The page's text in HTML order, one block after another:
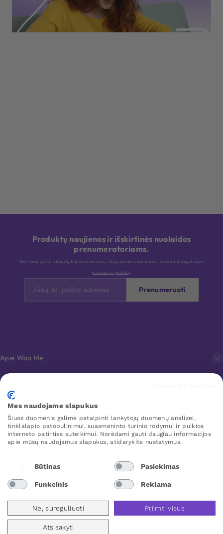
Produktų naujienos ir išskirtinės nuolaidos
prenumeratoriams.
Bet kada galite atsisakyti prenumeratos. Jūsų asmens duomenis tvarkome pagal savo
privatumo politiką .
Prenumeruoti
Apie Woo Me
Klientų aptarnavimas
Mėgstamiausi
WOO ME
Mes naudojame slapukus
Šiuos duomenis galime patalpinti lankytojų duomenų analizei,
tinklalapio patobulinimui, suasmeninto turinio rodymui ir puikios
interneto patirties suteikimui. Norėdami gauti daugiau informacijos
apie mūsų naudojamus slapukus, atidarykite nustatymus.
Būtinas Pasiekimas
Funkcinis Reklama
Ne, sureguliuoti Priimti visus
Atsisakyti